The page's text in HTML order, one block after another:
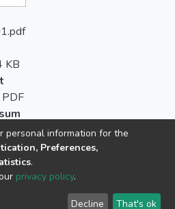
KB
personal information for the
Preferences,
.
privacy policy.
Decline That's ok